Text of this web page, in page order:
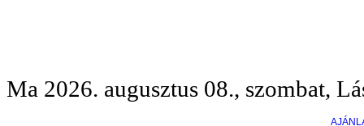
Ma 2026. augusztus 08., szombat,